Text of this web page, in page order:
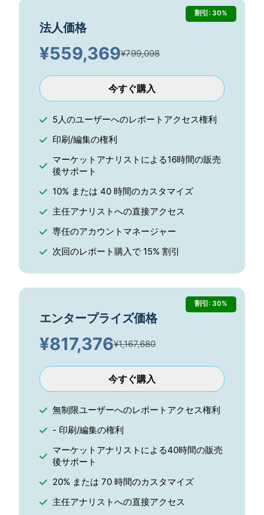
割引: 30%
法人価格
¥559,369¥799,098
今すぐ購入
5人のユーザーへのレポートアクセス権利
印刷/編集の権利
マーケットアナリストによる16時間の販売
後サポート
10% または 40 時間のカスタマイズ
主任アナリストへの直接アクセス
専任のアカウントマネージャー
次回のレポート購入で 15% 割引
割引: 30%
エンタープライズ価格
¥817,376¥1,167,680
今すぐ購入
無制限ユーザーへのレポートアクセス権利
- 印刷/編集の権利
マーケットアナリストによる40時間の販売
後サポート
20% または 70 時間のカスタマイズ
主任アナリストへの直接アクセス